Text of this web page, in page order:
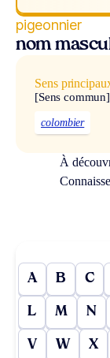
pigeonnier
nom
Sens
[Sens commun]
colombier
À
A B C
L M N
V W X